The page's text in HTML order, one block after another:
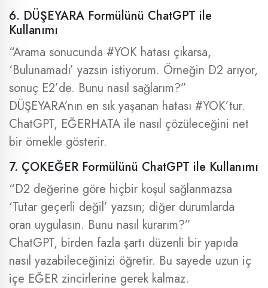
6. DÜŞEYARA Formülünü ChatGPT ile
Kullanımı
“Arama sonucunda #YOK hatası çıkarsa,
‘Bulunamadı’ yazsın istiyorum. Örneğin D2 arıyor,
sonuç E2’de. Bunu nasıl sağlarım?”
DÜŞEYARA’nın en sık yaşanan hatası #YOK’tur.
ChatGPT, EĞERHATA ile nasıl çözüleceğini net
bir örnekle gösterir.
7. ÇOKEĞER Formülünü ChatGPT ile Kullanımı
“D2 değerine göre hiçbir koşul sağlanmazsa
‘Tutar geçerli değil’ yazsın; diğer durumlarda
oran uygulasın. Bunu nasıl kurarım?”
ChatGPT, birden fazla şartı düzenli bir yapıda
nasıl yazabileceğinizi öğretir. Bu sayede uzun iç
içe EĞER zincirlerine gerek kalmaz.